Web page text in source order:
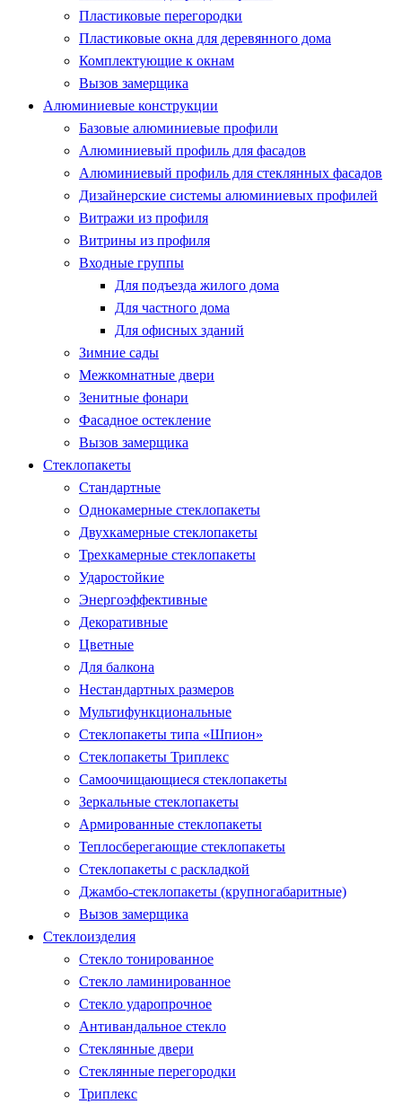
Пластиковые перегородки
Пластиковые окна для деревянного дома
Комплектующие к окнам
Вызов замерщика
Алюминиевые конструкции
Базовые алюминиевые профили
Алюминиевый профиль для фасадов
Алюминиевый профиль для стеклянных фасадов
Дизайнерские системы алюминиевых профилей
Витражи из профиля
Витрины из профиля
Входные группы
Для подъезда жилого дома
Для частного дома
Для офисных зданий
Зимние сады
Межкомнатные двери
Зенитные фонари
Фасадное остекление
Вызов замерщика
Стеклопакеты
Стандартные
Однокамерные стеклопакеты
Двухкамерные стеклопакеты
Трехкамерные стеклопакеты
Ударостойкие
Энергоэффективные
Декоративные
Цветные
Для балкона
Нестандартных размеров
Мультифункциональные
Стеклопакеты типа «Шпион»
Стеклопакеты Триплекс
Самоочищающиеся стеклопакеты
Зеркальные стеклопакеты
Армированные стеклопакеты
Теплосберегающие стеклопакеты
Стеклопакеты с раскладкой
Джамбо-стеклопакеты (крупногабаритные)
Вызов замерщика
Стеклоизделия
Стекло тонированное
Стекло ламинированное
Стекло ударопрочное
Антивандальное стекло
Стеклянные двери
Стеклянные перегородки
Триплекс